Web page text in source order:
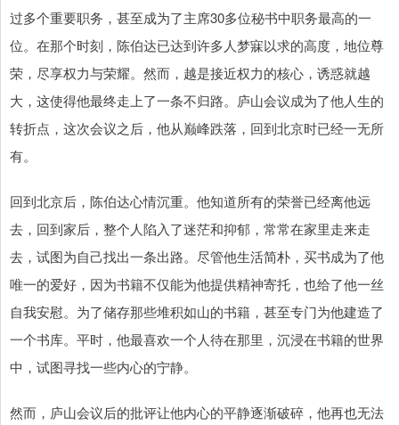
过多个重要职务，甚至成为了主席30多位秘书中职务最高的一
位。在那个时刻，陈伯达已达到许多人梦寐以求的高度，地位尊
荣，尽享权力与荣耀。然而，越是接近权力的核心，诱惑就越
大，这使得他最终走上了一条不归路。庐山会议成为了他人生的
转折点，这次会议之后，他从巅峰跌落，回到北京时已经一无所
有。
回到北京后，陈伯达心情沉重。他知道所有的荣誉已经离他远
去，回到家后，整个人陷入了迷茫和抑郁，常常在家里走来走
去，试图为自己找出一条出路。尽管他生活简朴，买书成为了他
唯一的爱好，因为书籍不仅能为他提供精神寄托，也给了他一丝
自我安慰。为了储存那些堆积如山的书籍，甚至专门为他建造了
一个书库。平时，他最喜欢一个人待在那里，沉浸在书籍的世界
中，试图寻找一些内心的宁静。
然而，庐山会议后的批评让他内心的平静逐渐破碎，他再也无法